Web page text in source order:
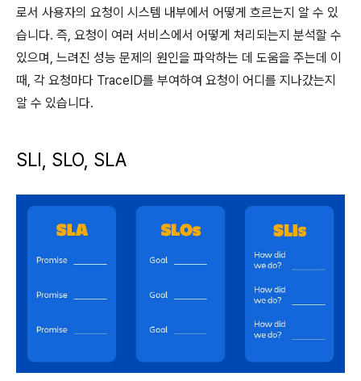
로서 사용자의 요청이 시스템 내부에서 어떻게 흐르는지 알 수 있
습니다. 즉, 요청이 여러 서비스에서 어떻게 처리되는지 분석할 수
있으며, 느려진 성능 문제의 원인을 파악하는 데 도움을 주는데 이
때, 각 요청마다 TraceID를 부여하여 요청이 어디를 지나갔는지
알 수 있습니다.
SLI, SLO, SLA